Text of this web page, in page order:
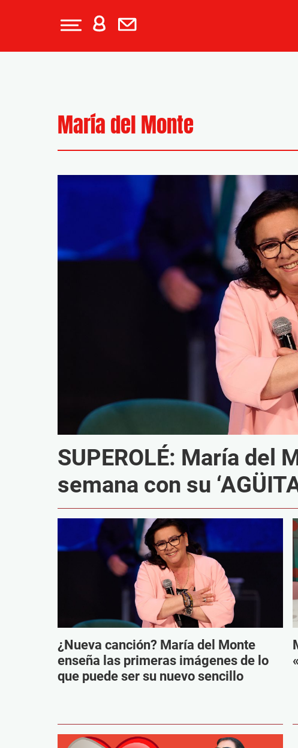
María del Monte
SUPEROLÉ: María del
semana con su
¿Nueva canción? María del Monte
enseña las primeras imágenes de lo
que puede ser su nuevo sencillo